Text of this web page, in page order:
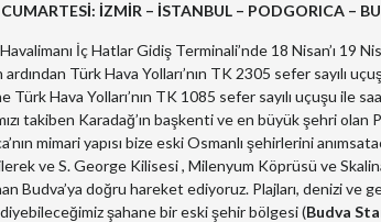
İZMİR – İSTANBUL – PODGORICA –
İç Hatlar Gidiş Terminali’nde 18 Nisan’ı 19
Türk Hava Yolları’nın TK 2305 sefer sayılı
Türk Hava Yolları’nın TK 1085 sefer sayılı uçuşu ile
takiben Karadağ’ın başkenti ve en büyük şehri
mimari yapısı bize eski Osmanlı şehirlerini
ve S. George Kilisesi , Milenyum Köprüsü ve
Budva’ya doğru hareket ediyoruz. Plajları, denizi ve
şahane bir eski şehir bölgesi (Budva